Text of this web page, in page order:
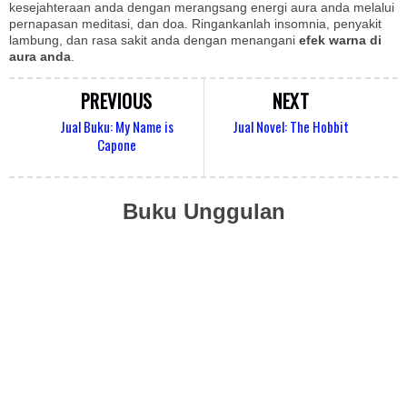
kesejahteraan anda dengan merangsang energi aura anda melalui
pernapasan meditasi, dan doa. Ringankanlah insomnia, penyakit
lambung, dan rasa sakit anda dengan menangani efek warna di
aura anda
NEXT
Jual Novel: The Hobbit
PREVIOUS
Jual Buku: My Name is
Capone
Buku Unggulan